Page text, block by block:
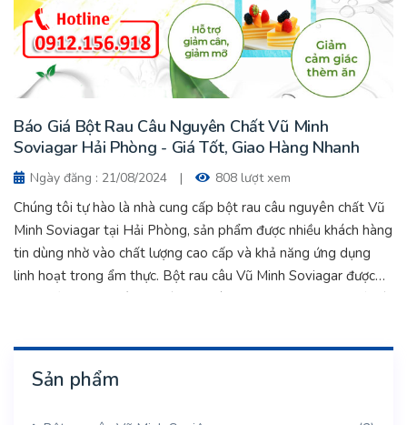
Báo Giá Bột Rau Câu Nguyên Chất Vũ Minh
Soviagar Hải Phòng - Giá Tốt, Giao Hàng Nhanh
Ngày đăng : 21/08/2024 | 808 lượt xem
Chúng tôi tự hào là nhà cung cấp bột rau câu nguyên chất Vũ
Minh Soviagar tại Hải Phòng, sản phẩm được nhiều khách hàng
tin dùng nhờ vào chất lượng cao cấp và khả năng ứng dụng
linh hoạt trong ẩm thực. Bột rau câu Vũ Minh Soviagar được
Nguyên Chất Vũ Minh Soviagar Hải Phòng - Giá Tốt, Giao
Hàng Nhanh.
Sản phẩm